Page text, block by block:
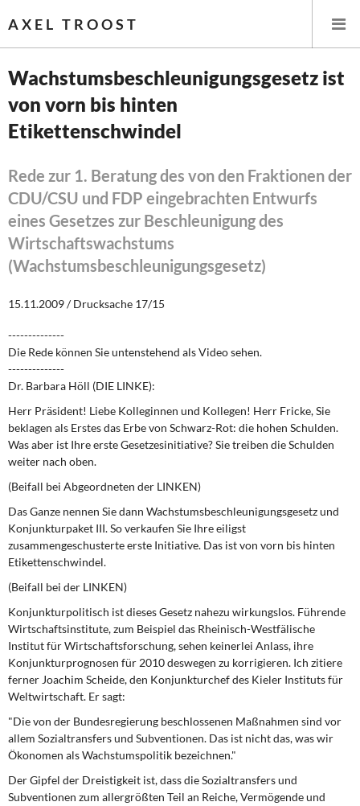
AXEL TROOST
Startseite
Leitlinien linker Wirtschafts- und Finanzpolitik
Wirtschaftspolitik
Steuer- und Finanzpolitik
Eurokrise und Griechenland
DIE LINKE
Weitere Themen
Memo-Gruppe
Institut Solidarische Moderne
Rosa-Luxemburg-Stiftung
Über mich
Kontakt
Wachstumsbeschleunigungsgesetz ist
von vorn bis hinten
Etikettenschwindel
Rede zur 1. Beratung des von den Fraktionen der
CDU/CSU und FDP eingebrachten Entwurfs
eines Gesetzes zur Beschleunigung des
Wirtschaftswachstums
(Wachstumsbeschleunigungsgesetz)
15.11.2009 / Drucksache 17/15
--------------
Die Rede können Sie untenstehend als Video sehen.
--------------
Dr. Barbara Höll (DIE LINKE):
Herr Präsident! Liebe Kolleginnen und Kollegen! Herr Fricke, Sie
beklagen als Erstes das Erbe von Schwarz-Rot: die hohen Schulden.
Was aber ist Ihre erste Gesetzesinitiative? Sie treiben die Schulden
weiter nach oben.
(Beifall bei Abgeordneten der LINKEN)
Das Ganze nennen Sie dann Wachstumsbeschleunigungsgesetz und
Konjunkturpaket III. So verkaufen Sie Ihre eiligst
zusammengeschusterte erste Initiative. Das ist von vorn bis hinten
Etikettenschwindel.
(Beifall bei der LINKEN)
Konjunkturpolitisch ist dieses Gesetz nahezu wirkungslos. Führende
Wirtschaftsinstitute, zum Beispiel das Rheinisch-Westfälische
Institut für Wirtschaftsforschung, sehen keinerlei Anlass, ihre
Konjunkturprognosen für 2010 deswegen zu korrigieren. Ich zitiere
ferner Joachim Scheide, den Konjunkturchef des Kieler Instituts für
Weltwirtschaft. Er sagt:
"Die von der Bundesregierung beschlossenen Maßnahmen sind vor
allem Sozialtransfers und Subventionen. Das ist nicht das, was wir
Ökonomen als Wachstumspolitik bezeichnen."
Der Gipfel der Dreistigkeit ist, dass die Sozialtransfers und
Subventionen zum allergrößten Teil an Reiche, Vermögende und